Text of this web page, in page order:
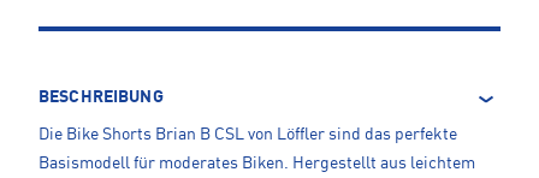
BESCHREIBUNG
Die Bike Shorts Brian B CSL von Löffler sind das perfekte
Basismodell für moderates Biken. Hergestellt aus leichtem